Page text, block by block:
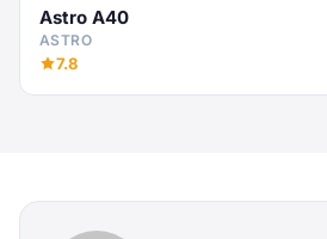
Astro A40
ASTRO
7.8